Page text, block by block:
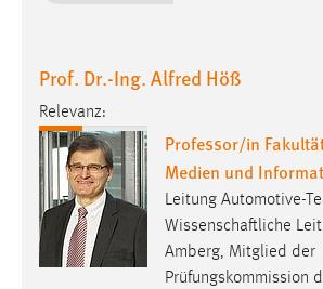
Prof. Dr.-Ing. Alfred Höß
Relevanz:
Professor/in
Medien und
Leitung Automotive-
Wissenschaftliche
Amberg, Mitglied der
Prüfungskommission